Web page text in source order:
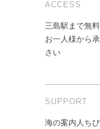
ACCESS
三島駅まで無
お一人様から
さい
SUPPORT
海の案内人ち